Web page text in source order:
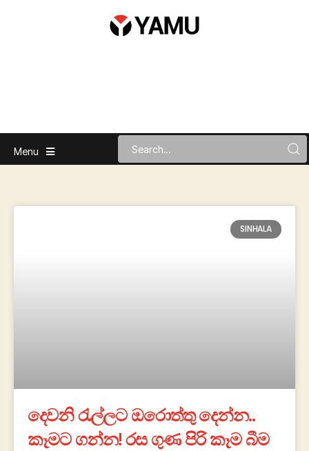
Menu
SINHALA
දෙවනි රැල්ලට ඔරොත්තු දෙන්න..
කෑමට ගන්න! රස ගුණ පිරි කෑම බීම